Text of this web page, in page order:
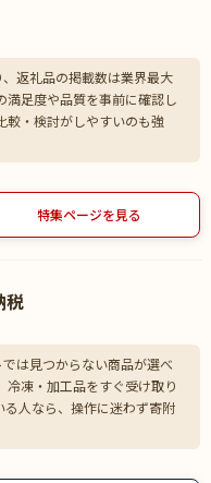
返礼品の掲載数は業界最大
満足度や品質を事前に確認し
較・検討がしやすいのも強
特集ページを見る
税
は見つからない商品が選べ
冷凍・加工品をすぐ受け取り
人なら、操作に迷わず寄附